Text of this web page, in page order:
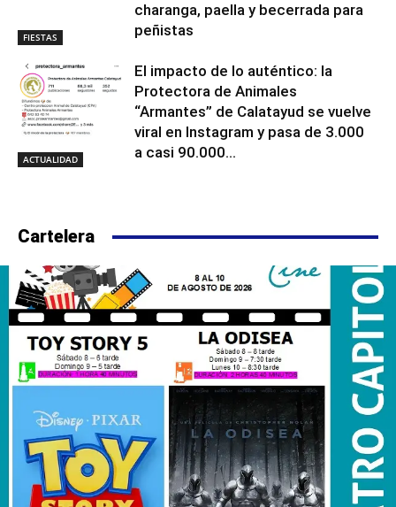
FIESTAS
charanga, paella y becerrada para
peñistas
ACTUALIDAD
El impacto de lo auténtico: la
Protectora de Animales
“Armantes” de Calatayud se vuelve
viral en Instagram y pasa de 3.000
a casi 90.000...
Cartelera